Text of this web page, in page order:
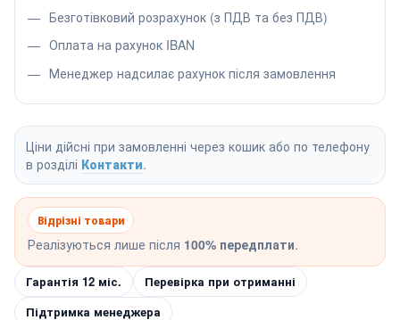
Безготівковий розрахунок (з ПДВ та без ПДВ)
Оплата на рахунок IBAN
Менеджер надсилає рахунок після замовлення
Ціни дійсні при замовленні через кошик або по телефону
в розділі Контакти.
Відрізні товари
Реалізуються лише після 100% передплати.
Гарантія 12 міс.
Перевірка при отриманні
Підтримка менеджера